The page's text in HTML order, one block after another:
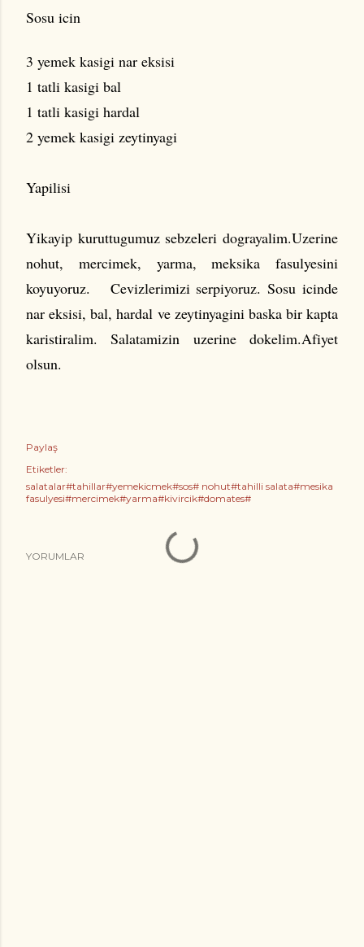
Sosu icin
3 yemek kasigi nar eksisi
1 tatli kasigi bal
1 tatli kasigi hardal
2 yemek kasigi zeytinyagi
Yapilisi
Yikayip kuruttugumuz sebzeleri dograyalim.Uzerine
nohut, mercimek, yarma, meksika fasulyesini
koyuyoruz. Cevizlerimizi serpiyoruz. Sosu icinde
nar eksisi, bal, hardal ve zeytinyagini baska bir kapta
karistiralim. Salatamizin uzerine dokelim.Afiyet
olsun.
Paylaş
Etiketler:
salatalar#tahillar#yemekicmek#sos# nohut#tahilli salata#mesika
fasulyesi#mercimek#yarma#kivircik#domates#
YORUMLAR